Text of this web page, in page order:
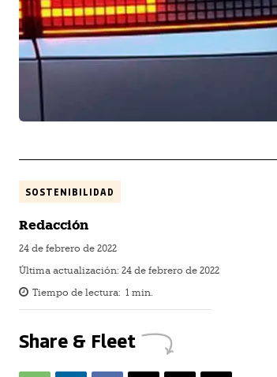
SOSTENIBILIDAD
Redacción
24 de febrero de 2022
Última actualización: 24 de febrero de 2022
Tiempo de lectura: 1 min.
Share & Fleet